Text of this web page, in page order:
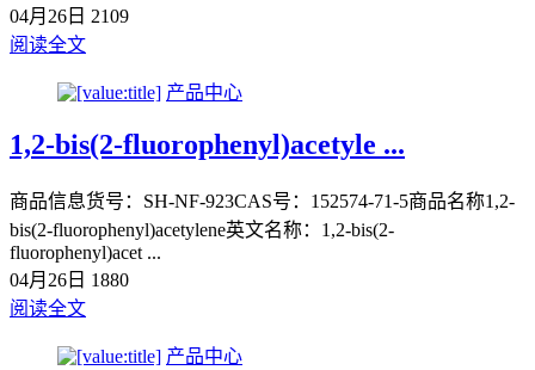
04月26日 2109
阅读全文
产品中心
1,2-bis(2-fluorophenyl)acetyle ...
商品信息货号：SH-NF-923CAS号：152574-71-5商品名称1,2-
bis(2-fluorophenyl)acetylene英文名称：1,2-bis(2-
fluorophenyl)acet ...
04月26日 1880
阅读全文
产品中心